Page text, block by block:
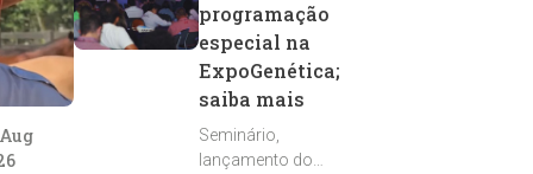
programação
especial na
ExpoGenética;
saiba mais
Seminário,
lançamento do